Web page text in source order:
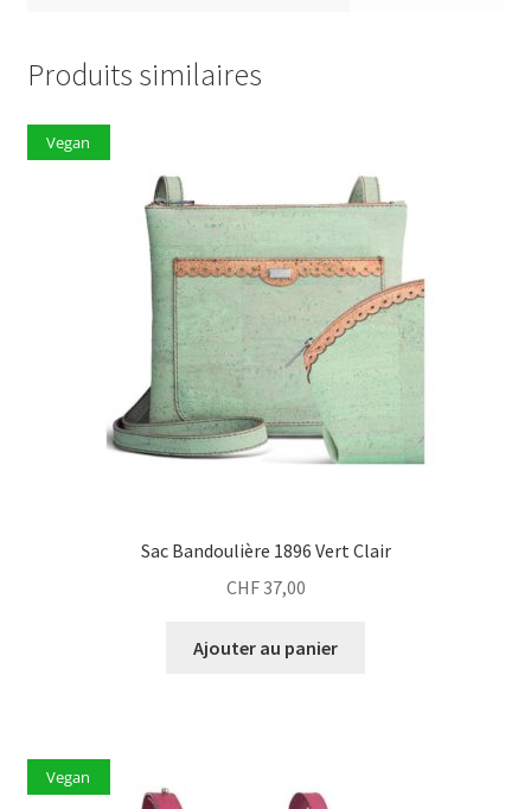
Produits similaires
Vegan
Sac Bandoulière 1896 Vert Clair
CHF37,00
Ajouter au panier
Vegan